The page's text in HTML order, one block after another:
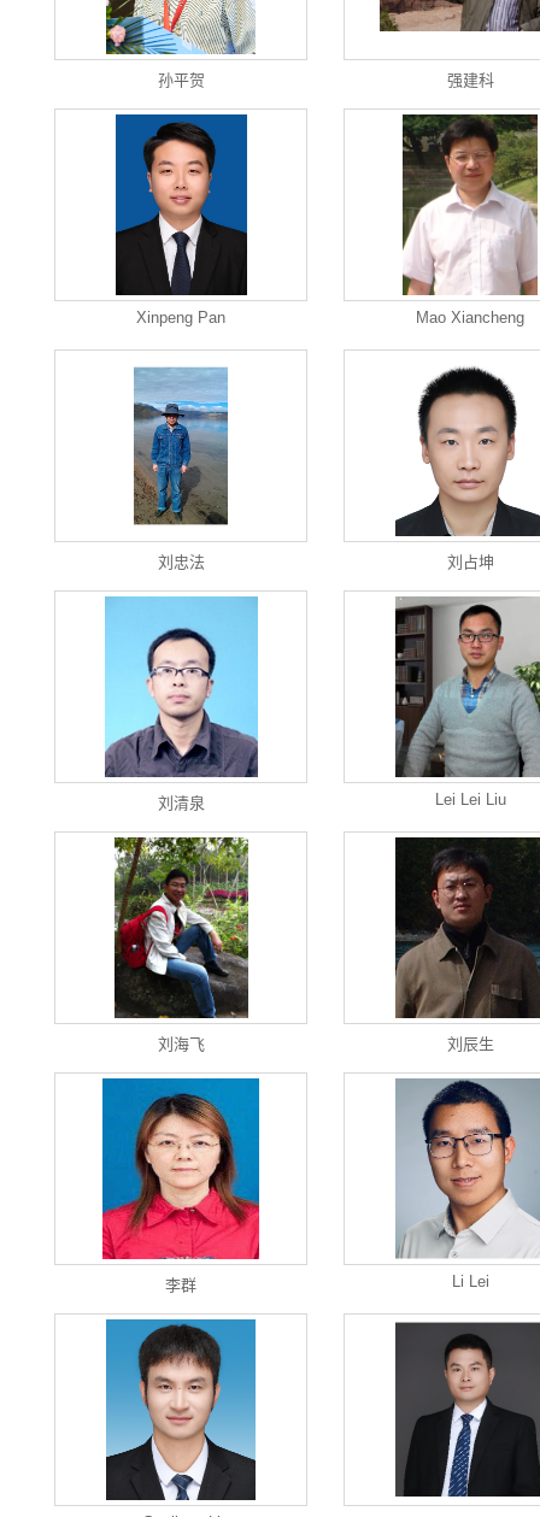
孙平贺 强建科
Xinpeng Pan Mao Xiancheng
刘忠法 刘占坤
刘清泉 Lei Lei Liu
刘海飞 刘辰生
李群 Li Lei